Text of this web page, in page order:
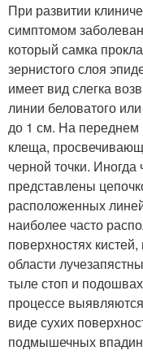
При развитии
симптомом
который самка
зернистого слоя
имеет вид слегка
линии беловатого
до 1 см. На переднем
клеща,
черной точки.
представлены
расположенных
наиболее часто
поверхностях
области
тыле стоп и
процессе
виде сухих
подмышечных